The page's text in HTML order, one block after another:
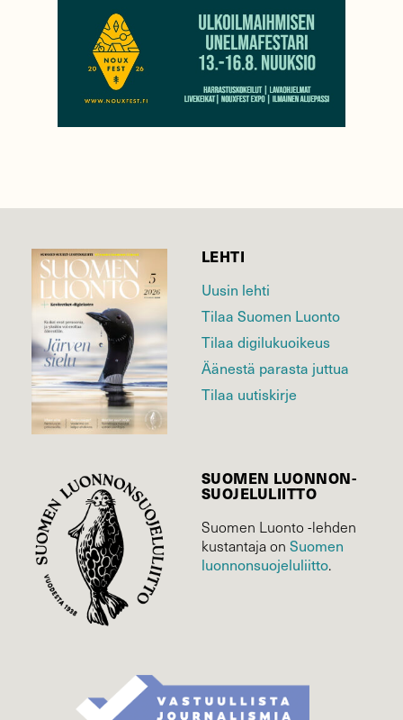
LEHTI
Uusin lehti
Tilaa Suomen Luonto
Tilaa digilukuoikeus
Äänestä parasta juttua
Tilaa uutiskirje
SUOMEN LUONNON­
SUOJELU­LIITTO
Suomen Luonto -lehden
kustantaja on Suomen
luonnonsuojelu­liitto.